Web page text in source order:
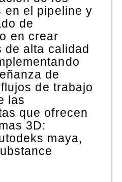
en el pipeline y
de
en crear
de alta calidad
de
de trabajo
las
que ofrecen
3D:
maya,